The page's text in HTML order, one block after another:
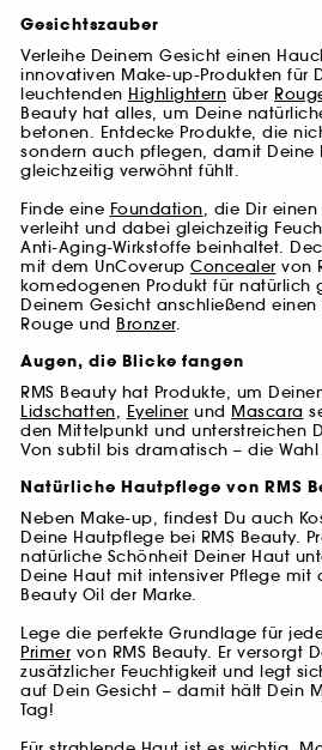
Gesichtszauber
Verleihe Deinem Gesicht einen
innovativen Make-up-Produkten für
leuchtenden Highlightern über
Beauty hat alles, um Deine
betonen. Entdecke Produkte, die
sondern auch pflegen, damit Deine
gleichzeitig verwöhnt fühlt.
Finde eine Foundation, die Dir einen
verleiht und dabei gleichzeitig
Anti-Aging-Wirkstoffe beinhaltet.
mit dem UnCoverup Concealer von
komedogenen Produkt für natürlich
Deinem Gesicht anschließend
Rouge und Bronzer.
Augen, die Blicke fangen
RMS Beauty hat Produkte, um
Lidschatten, Eyeliner und Mascara
den Mittelpunkt und unterstreichen
Von subtil bis dramatisch – die
Natürliche Hautpflege von RMS
Neben Make-up, findest Du auch
Deine Hautpflege bei RMS Beauty.
natürliche Schönheit Deiner Haut
Deine Haut mit intensiver Pflege mit
Beauty Oil der Marke.
Lege die perfekte Grundlage für
Primer von RMS Beauty. Er versorgt
zusätzlicher Feuchtigkeit und legt
auf Dein Gesicht – damit hält Dein
Tag!